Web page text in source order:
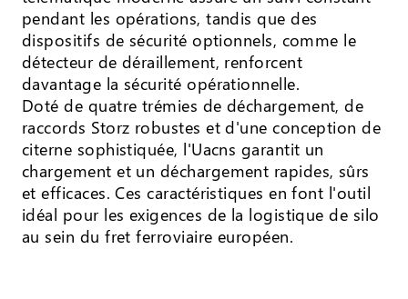
pendant les opérations, tandis que des
dispositifs de sécurité optionnels, comme le
détecteur de déraillement, renforcent
davantage la sécurité opérationnelle.
Doté de quatre trémies de déchargement, de
raccords Storz robustes et d'une conception de
citerne sophistiquée, l'Uacns garantit un
chargement et un déchargement rapides, sûrs
et efficaces. Ces caractéristiques en font l'outil
idéal pour les exigences de la logistique de silo
au sein du fret ferroviaire européen.